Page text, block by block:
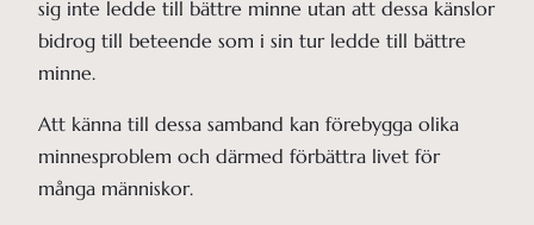
sig inte ledde till bättre minne utan att dessa känslor
bidrog till beteende som i sin tur ledde till bättre
minne.
Att känna till dessa samband kan förebygga olika
minnesproblem och därmed förbättra livet för
många människor.